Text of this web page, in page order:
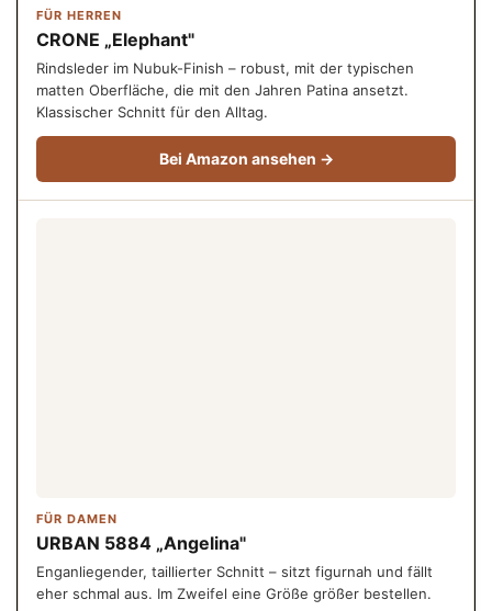
FÜR HERREN
CRONE „Elephant"
Rindsleder im Nubuk-Finish – robust, mit der typischen
matten Oberfläche, die mit den Jahren Patina ansetzt.
Klassischer Schnitt für den Alltag.
Bei Amazon ansehen →
FÜR DAMEN
URBAN 5884 „Angelina"
Enganliegender, taillierter Schnitt – sitzt figurnah und fällt
eher schmal aus. Im Zweifel eine Größe größer bestellen.